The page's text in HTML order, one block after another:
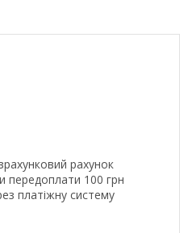
рахунок
передоплати 100 грн
платіжну систему